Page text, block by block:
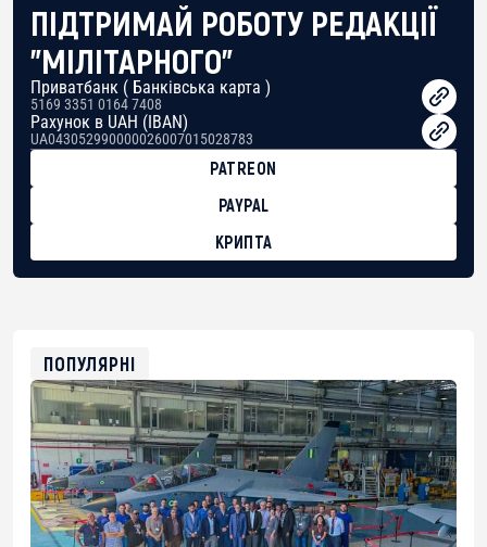
ПІДТРИМАЙ РОБОТУ РЕДАКЦІЇ
"МІЛІТАРНОГО"
Приватбанк ( Банківська карта )
5169 3351 0164 7408
Рахунок в UAH (IBAN)
UA043052990000026007015028783
PATREON
PAYPAL
КРИПТА
0xfD02863D3289416fcF50975c9DFda13623f97758
ПОПУЛЯРНІ